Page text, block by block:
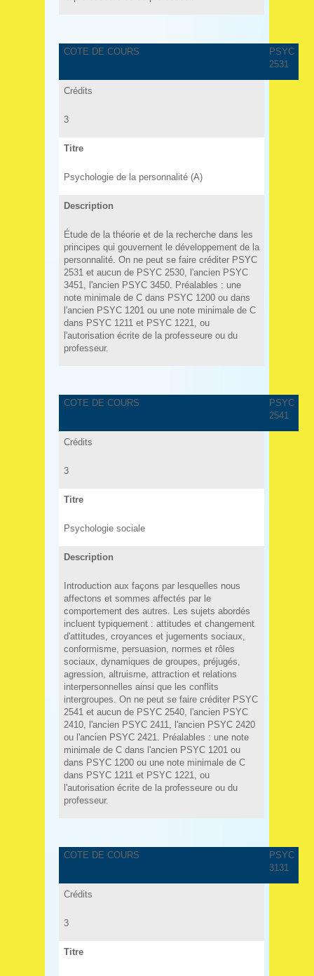
COTE DE COURS
PSYC
2531
Crédits
3
Titre
Psychologie de la personnalité (A)
Description
Étude de la théorie et de la recherche dans les
principes qui gouvernent le développement de la
personnalité. On ne peut se faire créditer PSYC
2531 et aucun de PSYC 2530, l'ancien PSYC
3451, l'ancien PSYC 3450. Préalables : une
note minimale de C dans PSYC 1200 ou dans
l'ancien PSYC 1201 ou une note minimale de C
dans PSYC 1211 et PSYC 1221, ou
l'autorisation écrite de la professeure ou du
professeur.
COTE DE COURS
PSYC
2541
Crédits
3
Titre
Psychologie sociale
Description
Introduction aux façons par lesquelles nous
affectons et sommes affectés par le
comportement des autres. Les sujets abordés
incluent typiquement : attitudes et changement
d'attitudes, croyances et jugements sociaux,
conformisme, persuasion, normes et rôles
sociaux, dynamiques de groupes, préjugés,
agression, altruisme, attraction et relations
interpersonnelles ainsi que les conflits
intergroupes. On ne peut se faire créditer PSYC
2541 et aucun de PSYC 2540, l'ancien PSYC
2410, l'ancien PSYC 2411, l'ancien PSYC 2420
ou l'ancien PSYC 2421. Préalables : une note
minimale de C dans l'ancien PSYC 1201 ou
dans PSYC 1200 ou une note minimale de C
dans PSYC 1211 et PSYC 1221, ou
l'autorisation écrite de la professeure ou du
professeur.
COTE DE COURS
PSYC
3131
Crédits
3
Titre